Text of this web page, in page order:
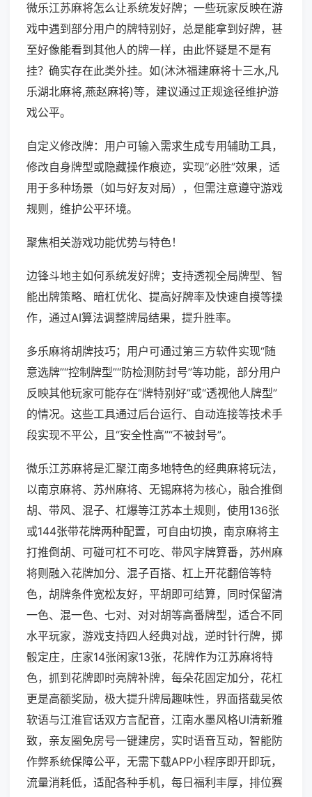
微乐江苏麻将怎么让系统发好牌；一些玩家反映在游
戏中遇到部分用户的牌特别好，总是能拿到好牌，甚
至好像能看到其他人的牌一样，由此怀疑是不是有
挂？确实存在此类外挂。如(沐沐福建麻将十三水,凡
乐湖北麻将,燕赵麻将)等，建议通过正规途径维护游
戏公平。
自定义修改牌：用户可输入需求生成专用辅助工具，
修改自身牌型或隐藏操作痕迹，实现“必胜”效果，适
用于多种场景（如与好友对局），但需注意遵守游戏
规则，维护公平环境。
聚焦相关游戏功能优势与特色！
边锋斗地主如何系统发好牌；支持透视全局牌型、智
能出牌策略、暗杠优化、提高好牌率及快速自摸等操
作，通过AI算法调整牌局结果，提升胜率。
多乐麻将胡牌技巧；用户可通过第三方软件实现“随
意选牌”“控制牌型”“防检测防封号”等功能，部分用户
反映其他玩家可能存在“牌特别好”或“透视他人牌型”
的情况。这些工具通过后台运行、自动连接等技术手
段实现不平公，且“安全性高”“不被封号”。
微乐江苏麻将是汇聚江南多地特色的经典麻将玩法，
以南京麻将、苏州麻将、无锡麻将为核心，融合推倒
胡、带风、混子、杠爆等江苏本土规则，使用136张
或144张带花牌两种配置，可自由切换，南京麻将主
打推倒胡、可碰可杠不可吃、带风字牌算番，苏州麻
将则融入花牌加分、混子百搭、杠上开花翻倍等特
色，胡牌条件宽松友好，平胡即可结算，同时保留清
一色、混一色、七对、对对胡等高番牌型，适合不同
水平玩家，游戏支持四人经典对战，逆时针行牌，掷
骰定庄，庄家14张闲家13张，花牌作为江苏麻将特
色，抓到花牌即时亮牌补牌，每朵花固定加分，花杠
更是高额奖励，极大提升牌局趣味性，界面搭载吴侬
软语与江淮官话双方言配音，江南水墨风格UI清新雅
致，亲友圈免房号一键建房，实时语音互动，智能防
作弊系统保障公平，无需下载APP小程序即开即玩，
流量消耗低，适配各种手机，每日福利丰厚，排位赛